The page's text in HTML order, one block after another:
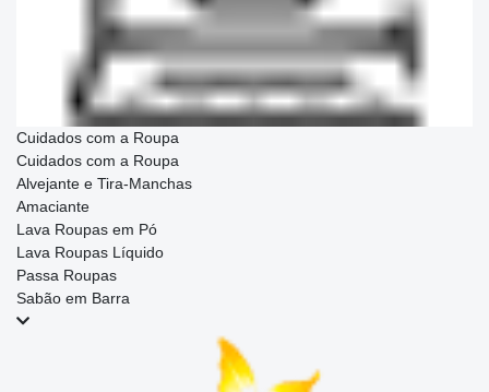
Cuidados com a Roupa
Cuidados com a Roupa
Alvejante e Tira-Manchas
Amaciante
Lava Roupas em Pó
Lava Roupas Líquido
Passa Roupas
Sabão em Barra